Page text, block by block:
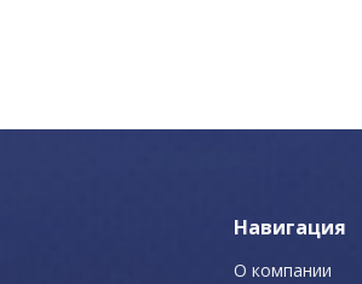
Навигация
О компании